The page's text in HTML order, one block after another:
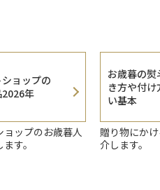
ョップの
年
ップのお歳暮人
す。
お歳暮の熨
き方や付
い基本
贈り物にか
介します。